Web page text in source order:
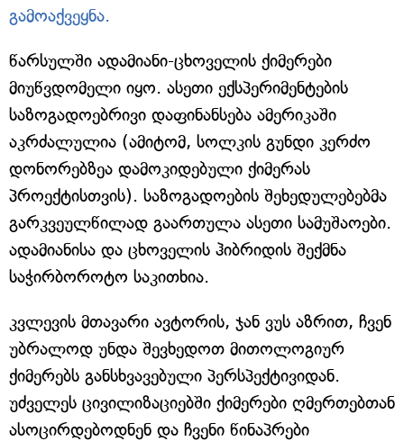
გამოაქვეყნა.
წარსულში ადამიანი-ცხოველის ქიმერები
მიუწვდომელი იყო. ასეთი ექსპერიმენტების
საზოგადოებრივი დაფინანსება ამერიკაში
აკრძალულია (ამიტომ, სოლკის გუნდი კერძო
დონორებზეა დამოკიდებული ქიმერას
პროექტისთვის). საზოგადოების შეხედულებებმა
გარკვეულწილად გაართულა ასეთი სამუშაოები.
ადამიანისა და ცხოველის ჰიბრიდის შექმნა
საჭირბოროტო საკითხია.
კვლევის მთავარი ავტორის, ჯან ვუს აზრით, ჩვენ
უბრალოდ უნდა შევხედოთ მითოლოგიურ
ქიმერებს განსხვავებული პერსპექტივიდან.
უძველეს ცივილიზაციებში ქიმერები ღმერთებთან
ასოცირდებოდნენ და ჩვენი წინაპრები